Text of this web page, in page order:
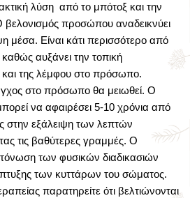
λύση από το μπότοξ και την
βελονισμός προσώπου αναδεικνύει
μέσα. Είναι κάτι περισσότερο από
καθώς αυξάνει την τοπική
και της λέμφου στο πρόσωπο.
στο πρόσωπο θα μειωθεί. Ο
να αφαιρέσει 5-10 χρόνια από
εξάλειψη των λεπτών
τις βαθύτερες γραμμές. Ο
των φυσικών διαδικασιών
των κυττάρων του σώματος.
παρατηρείτε ότι βελτιώνονται